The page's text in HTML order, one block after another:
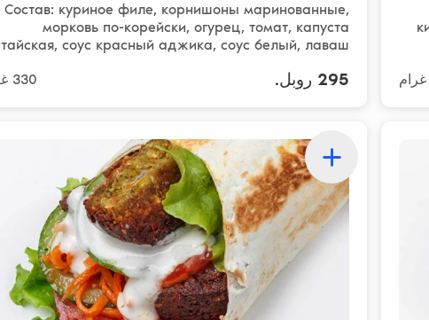
Состав: куриное филе, корнишоны маринованные,
морковь по-корейски, огурец, томат, капуста
соус красный аджика, соус белый, лаваш
295 روبل. 330 غرام